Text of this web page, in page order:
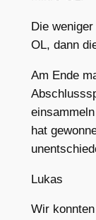
Die
OL, dann
Am Ende
hat
Lukas
Wir